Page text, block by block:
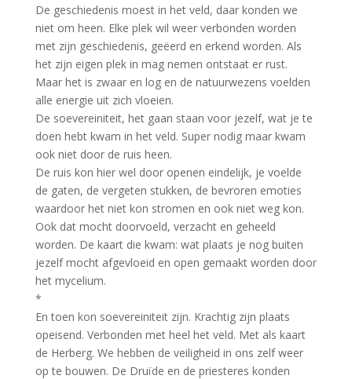
De geschiedenis moest in het veld, daar konden we
niet om heen. Elke plek wil weer verbonden worden
met zijn geschiedenis, geëerd en erkend worden. Als
het zijn eigen plek in mag nemen ontstaat er rust.
Maar het is zwaar en log en de natuurwezens voelden
alle energie uit zich vloeien.
De soevereiniteit, het gaan staan voor jezelf, wat je te
doen hebt kwam in het veld. Super nodig maar kwam
ook niet door de ruis heen.
De ruis kon hier wel door openen eindelijk, je voelde
de gaten, de vergeten stukken, de bevroren emoties
waardoor het niet kon stromen en ook niet weg kon.
Ook dat mocht doorvoeld, verzacht en geheeld
worden. De kaart die kwam: wat plaats je nog buiten
jezelf mocht afgevloeid en open gemaakt worden door
het mycelium.
*
En toen kon soevereiniteit zijn. Krachtig zijn plaats
opeisend. Verbonden met heel het veld. Met als kaart
de Herberg. We hebben de veiligheid in ons zelf weer
op te bouwen. De Druïde en de priesteres konden